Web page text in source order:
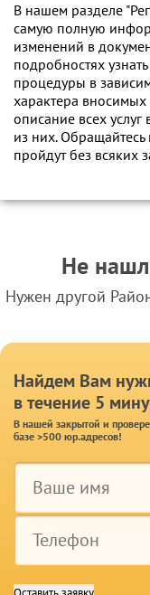
В нашем разделе
самую полную
изменений в
подробностях
процедуры в
характера
описание всех
из них.
пройдут без всяких
Не
Нужен другой
Найдем Вам
в течение 5
В нашей закрытой и
базе >500 юр.адресов!